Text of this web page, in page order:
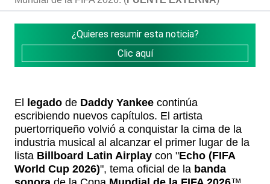
¿Quieres resumir esta noticia?
Clic aquí
El legado de Daddy Yankee continúa
escribiendo nuevos capítulos. El artista
puertorriqueño volvió a conquistar la cima de la
industria musical al alcanzar el primer lugar de la
lista Billboard Latin Airplay con "Echo (FIFA
World Cup 2026)", tema oficial de la banda